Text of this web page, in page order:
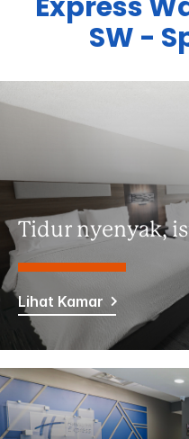
SW -
Tidur nyenyak,
Lihat Kamar